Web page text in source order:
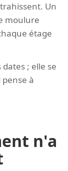
Un
moulure
étage
; elle se
à
n'a